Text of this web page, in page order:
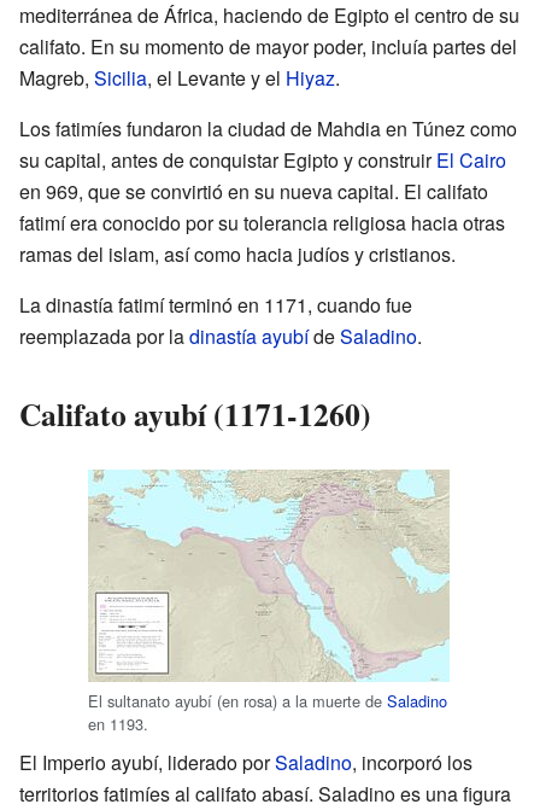
mediterránea de África, haciendo de Egipto el centro de su
califato. En su momento de mayor poder, incluía partes del
Magreb, Sicilia, el Levante y el Hiyaz.
Los fatimíes fundaron la ciudad de Mahdia en Túnez como
su capital, antes de conquistar Egipto y construirEl Cairo
en 969, que se convirtió en su nueva capital. El califato
fatimí era conocido por su tolerancia religiosa hacia otras
ramas del islam, así como hacia judíos y cristianos.
La dinastía fatimí terminó en 1171, cuando fue
reemplazada por ladinastía ayubídeSaladino.
Califato ayubí (1171-1260)
El sultanato ayubí (en rosa) a la muerte de Saladino
en 1193.
El Imperio ayubí, liderado porSaladino, incorporó los
territorios fatimíes al califato abasí. Saladino es una figura